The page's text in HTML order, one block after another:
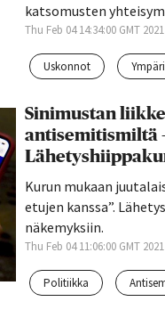
katsomusten
Thu Feb 04 14:34:00 GMT 2021
uskonnot
Sinimustan
antisemitismiltä
Kurun mukaan
etujen kanssa”.
näkemyksiin.
Thu Feb 04 11:06:00 GMT 2021
politiikka